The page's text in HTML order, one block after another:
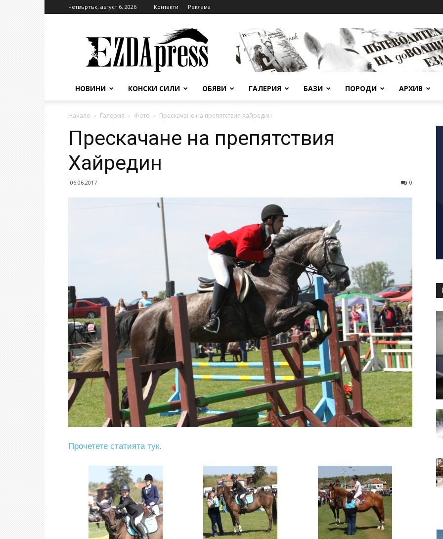
четвъртък, август 6, 2026 Контакти Реклама
НОВИНИ КОНСКИ СИЛИ ОБЯВИ ГАЛЕРИЯ БАЗИ ПОРОДИ АРХИВ
Начало Галерия Фото Прескачане на препятствия Хайредин
Прескачане на препятствия
Хайредин
06.06.2017 0
Прочетете статията тук.